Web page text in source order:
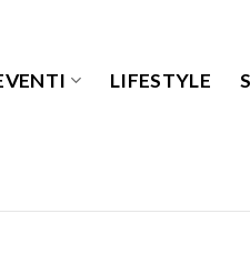
LIFESTYLE